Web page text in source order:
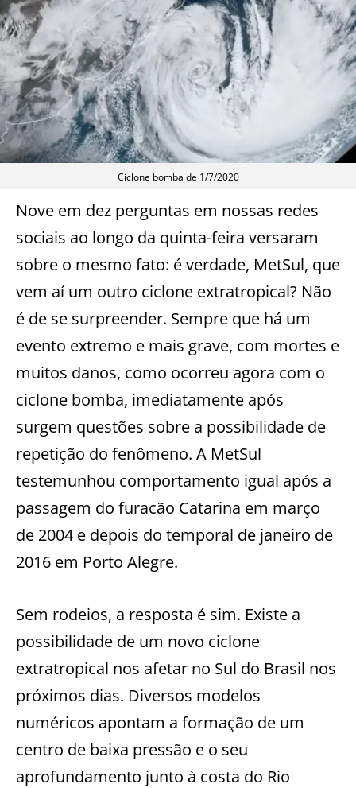
Ciclone bomba de 1/7/2020
Nove em dez perguntas em nossas redes
sociais ao longo da quinta-feira versaram
sobre o mesmo fato: é verdade, MetSul, que
vem aí um outro ciclone extratropical? Não
é de se surpreender. Sempre que há um
evento extremo e mais grave, com mortes e
muitos danos, como ocorreu agora com o
ciclone bomba, imediatamente após
surgem questões sobre a possibilidade de
repetição do fenômeno. A MetSul
testemunhou comportamento igual após a
passagem do furacão Catarina em março
de 2004 e depois do temporal de janeiro de
2016 em Porto Alegre.
Sem rodeios, a resposta é sim. Existe a
possibilidade de um novo ciclone
extratropical nos afetar no Sul do Brasil nos
próximos dias. Diversos modelos
numéricos apontam a formação de um
centro de baixa pressão e o seu
aprofundamento junto à costa do Rio